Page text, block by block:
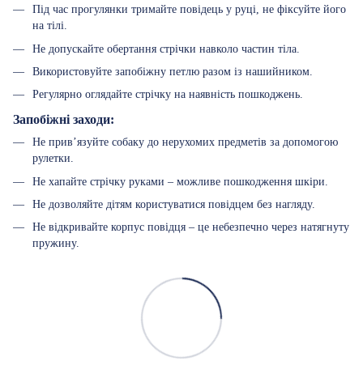
Під час прогулянки тримайте повідець у руці, не фіксуйте його
на тілі.
Не допускайте обертання стрічки навколо частин тіла.
Використовуйте запобіжну петлю разом із нашийником.
Регулярно оглядайте стрічку на наявність пошкоджень.
Запобіжні заходи:
Не прив’язуйте собаку до нерухомих предметів за допомогою
рулетки.
Не хапайте стрічку руками – можливе пошкодження шкіри.
Не дозволяйте дітям користуватися повідцем без нагляду.
Не відкривайте корпус повідця – це небезпечно через натягнуту
пружину.